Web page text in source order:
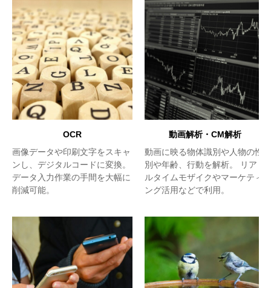
OCR
画像データや印刷文字をスキャ
ンし、デジタルコードに変換。
データ入力作業の手間を大幅に
削減可能。
動画解析・CM解析
動画に映る物体識別や人物の性
別や年齢、行動を解析。 リア
ルタイムモザイクやマーケティ
ング活用などで利用。